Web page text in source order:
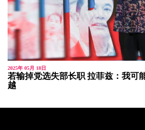
2025年 05月 18日
若输掉党选失部长职 拉菲兹：我可
越